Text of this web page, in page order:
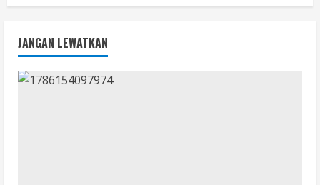
JANGAN LEWATKAN